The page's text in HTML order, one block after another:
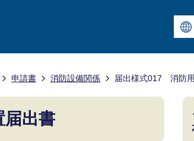
申請書 消防設備関係 届出様式017 消防
出書